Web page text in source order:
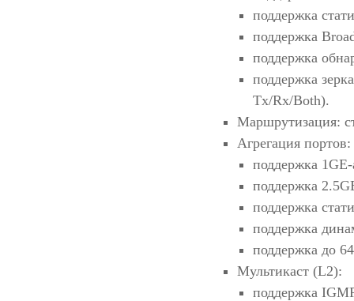
поддержка
поддержка
поддержка
поддержка
Tx/Rx/Both).
Маршрутизация:
Агрегация портов:
поддержка
поддержка
поддержка
поддержка
поддержка до
Мультикаст (L2):
поддержка